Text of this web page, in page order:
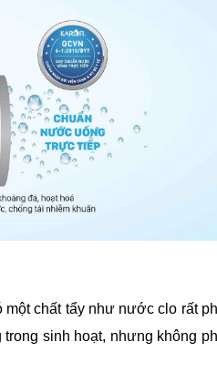
chất tẩy như nước clo rất
sinh hoạt, nhưng không